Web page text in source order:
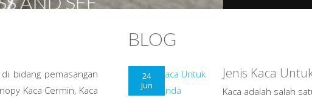
bidang pemasangan
Kaca Cermin, Kaca
BLOG
24
Jun
Jenis Kaca
Kaca adalah salah